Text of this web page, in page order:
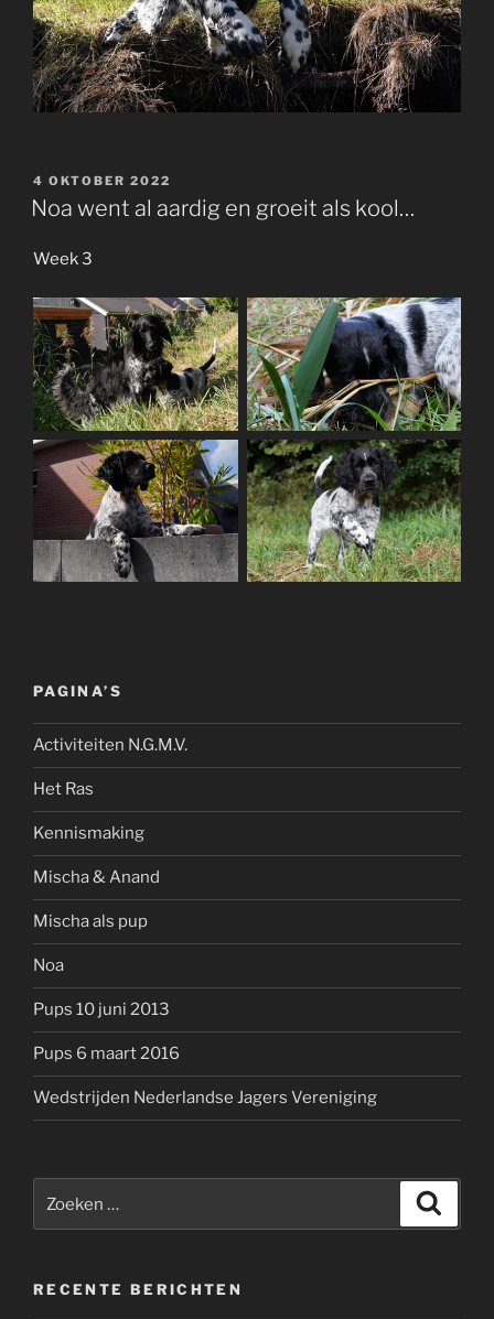
GEPLAATST
OP
4 OKTOBER 2022
Noa went al aardig en groeit als kool…
Week 3
PAGINA’S
Activiteiten N.G.M.V.
Het Ras
Kennismaking
Mischa & Anand
Mischa als pup
Noa
Pups 10 juni 2013
Pups 6 maart 2016
Wedstrijden Nederlandse Jagers Vereniging
RECENTE BERICHTEN